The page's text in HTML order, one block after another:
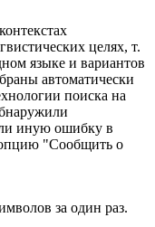
целях, т.
языке и вариантов
автоматически
поиска на
иную ошибку в
опцию "Сообщить о
за один раз.